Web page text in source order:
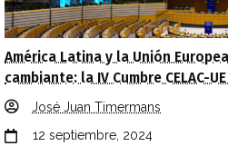
América Latina y la Unión
cambiante: la IV Cumbre CELAC-
José Juan Timermans
12 septiembre, 2024